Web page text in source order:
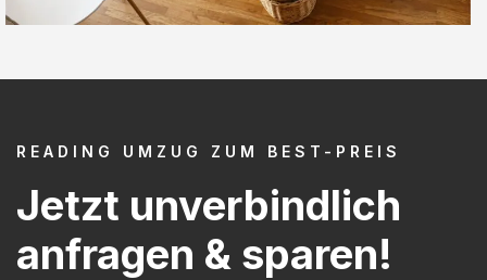
READING UMZUG ZUM BEST-PREIS
Jetzt unverbindlich
anfragen & sparen!